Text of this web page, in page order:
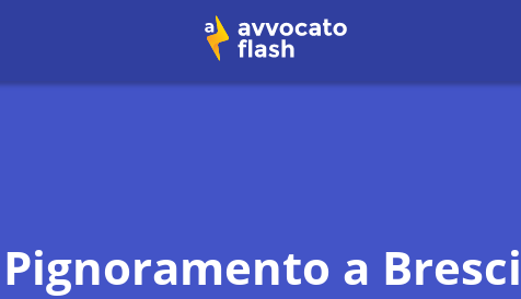
Pignoramento a